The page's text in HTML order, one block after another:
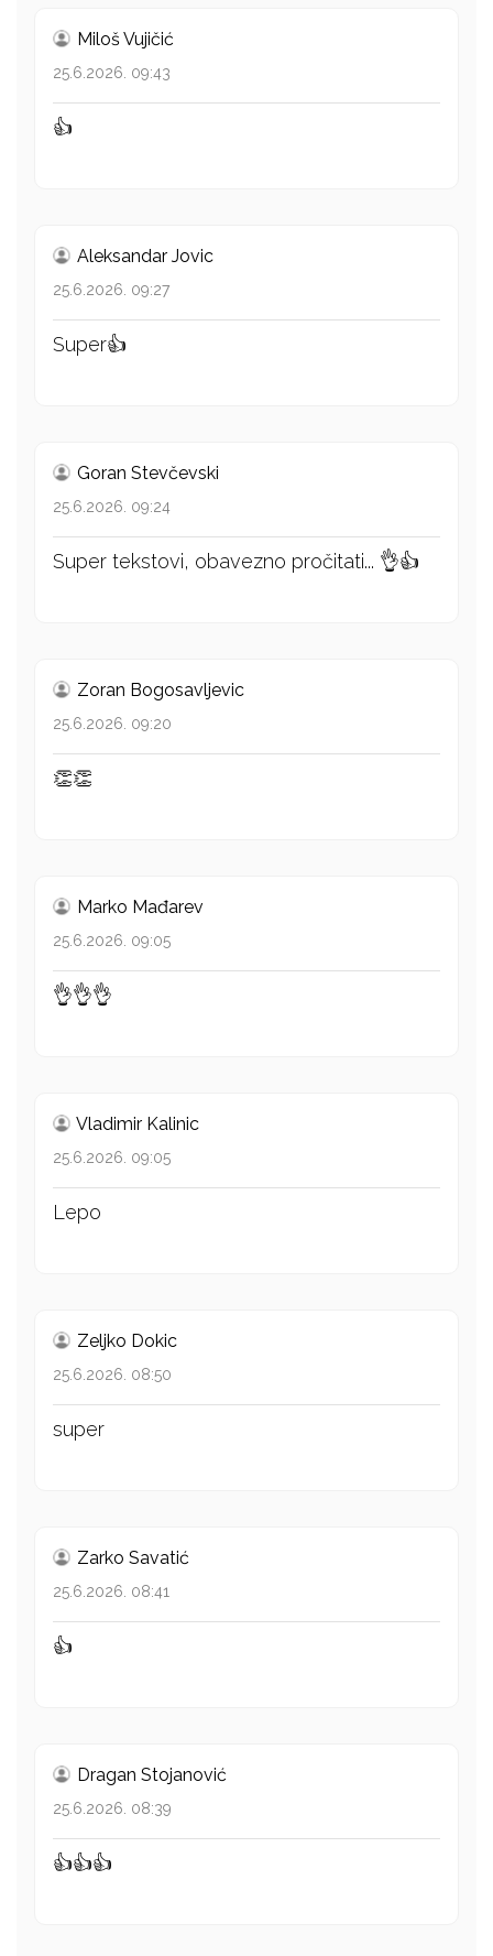
Miloš Vujičić
25.6.2026. 09:43
👍
Aleksandar Jovic
25.6.2026. 09:27
Super👍
Goran Stevčevski
25.6.2026. 09:24
Super tekstovi, obavezno pročitati... 👌👍
Zoran Bogosavljevic
25.6.2026. 09:20
👏👏
Marko Mađarev
25.6.2026. 09:05
👌👌👌
Vladimir Kalinic
25.6.2026. 09:05
Lepo
Zeljko Dokic
25.6.2026. 08:50
super
Zarko Savatić
25.6.2026. 08:41
👍
Dragan Stojanović
25.6.2026. 08:39
👍👍👍